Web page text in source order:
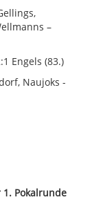
–
Engels (83.)
Naujoks -
Pokalrunde